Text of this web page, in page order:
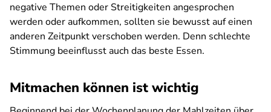
negative Themen oder Streitigkeiten angesprochen
werden oder aufkommen, sollten sie bewusst auf einen
anderen Zeitpunkt verschoben werden. Denn schlechte
Stimmung beeinflusst auch das beste Essen.
Mitmachen können ist wichtig